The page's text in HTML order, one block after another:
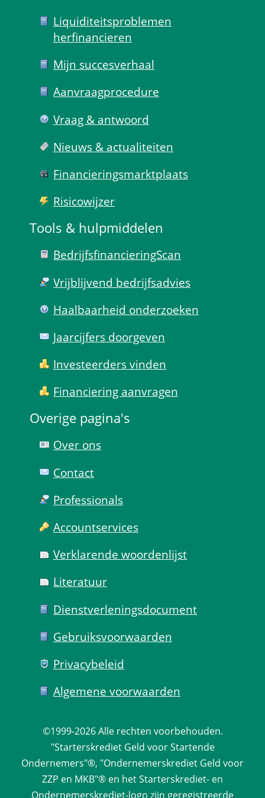
Liquiditeits­problemen
herfinancieren
Mijn succes­verhaal
Aanvraag­procedure
Vraag & antwoord
Nieuws & actualiteiten
Financierings­markt­plaats
Risico­wijzer
Tools & hulp­middelen
Bedrijfsfinanciering­Scan
Vrijblijvend bedrijfs­advies
Haal­baar­heid onder­zoeken
Jaarcijfers doorgeven
Investeerders vinden
Financiering aanvragen
Overige pagina's
Over ons
Contact
Professionals
Account­services
Verklarende woorden­lijst
Literatuur
Dienst­verlenings­document
Gebruiks­voorwaarden
Privacy­beleid
Algemene voorwaarden
©1999-2026 Alle rechten voorbehouden.
"Starterskrediet Geld voor Startende
Ondernemers"®, "Ondernemerskrediet Geld voor
ZZP en MKB"® en het Starterskrediet- en
Ondernemerskrediet-logo zijn geregistreerde